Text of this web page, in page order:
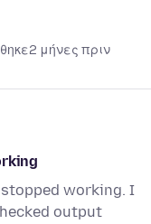
2 μήνες πριν
working. I
output